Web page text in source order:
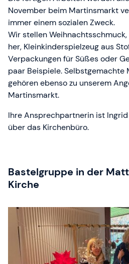
November beim Martinsmarkt
immer einem sozialen Zweck.
Wir stellen
her, Kleinkinderspielzeug aus
Verpackungen für Süßes oder
paar Beispiele. Selbstgemachte
gehören ebenso zu unserem
Martinsmarkt.
Ihre Ansprechpartnerin ist
über das Kirchenbüro.
Bastelgruppe in der
Kirche